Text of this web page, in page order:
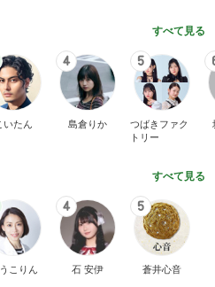
すべて見る
いたん
4
島倉りか
5
つばきファク
トリー
すべて見る
こりん
4
石 安伊
5
蒼井心音